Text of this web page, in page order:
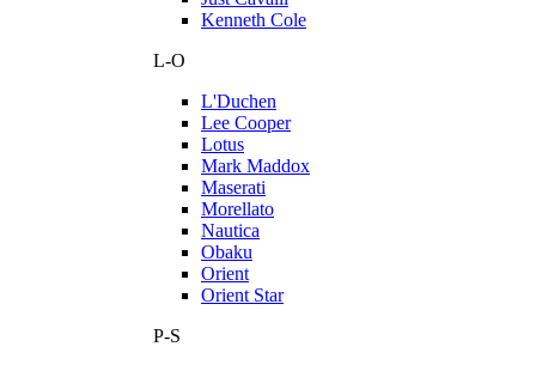
Kenneth Cole
L-O
L'Duchen
Lee Cooper
Lotus
Mark Maddox
Maserati
Morellato
Nautica
Obaku
Orient
Orient Star
P-S